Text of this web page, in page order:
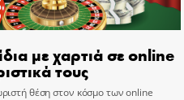
με χαρτιά σε online
τους
θέση στον κόσμο των online